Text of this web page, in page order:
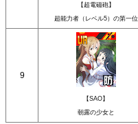
【超電磁砲】
超能力者（レベル5）の第一位
9
【SAO】
朝露の少女と